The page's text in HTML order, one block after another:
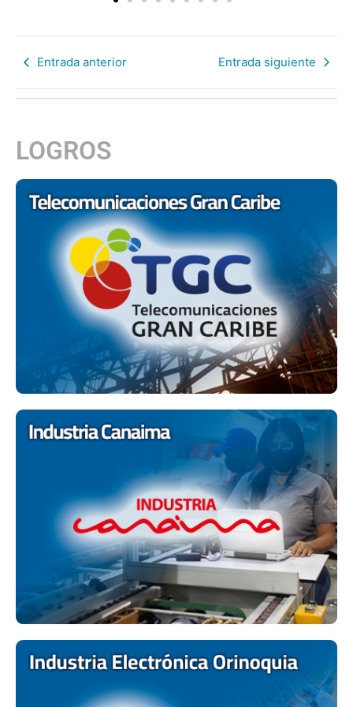
Entrada anterior Entrada siguiente
LOGROS